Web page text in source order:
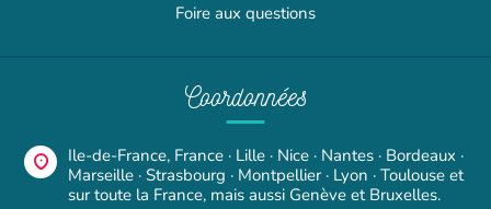
Foire aux questions
Coordonnées
Ile-de-France, France · Lille · Nice · Nantes · Bordeaux ·
Marseille · Strasbourg · Montpellier · Lyon · Toulouse et
sur toute la France, mais aussi Genève et Bruxelles.